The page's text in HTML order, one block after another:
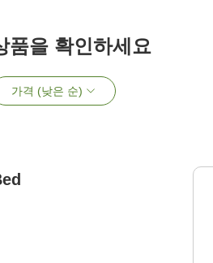
품을 확인하세요
가격 (낮은 순)